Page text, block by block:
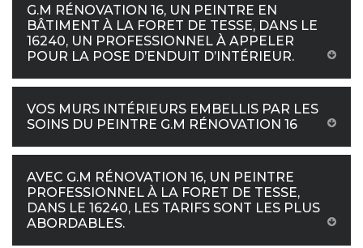
G.M RÉNOVATION 16, UN PEINTRE EN
BÂTIMENT À LA FORET DE TESSE, DANS LE
16240, UN PROFESSIONNEL À APPELER
POUR LA POSE D’ENDUIT D’INTÉRIEUR.
VOS MURS INTÉRIEURS EMBELLIS PAR LES
SOINS DU PEINTRE G.M RÉNOVATION 16
AVEC G.M RÉNOVATION 16, UN PEINTRE
PROFESSIONNEL À LA FORET DE TESSE,
DANS LE 16240, LES TARIFS SONT LES PLUS
ABORDABLES.